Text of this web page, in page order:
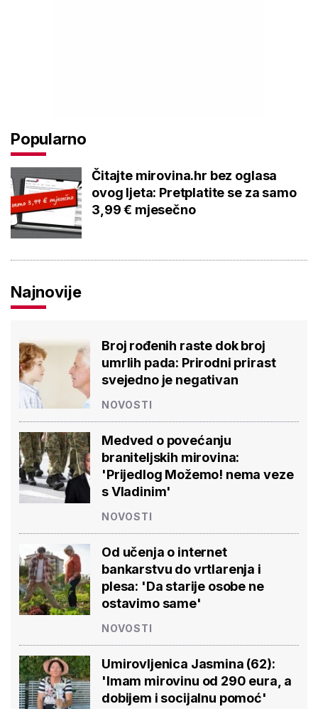
Popularno
Čitajte mirovina.hr bez oglasa
ovog ljeta: Pretplatite se za samo
3,99 € mjesečno
Najnovije
Broj rođenih raste dok broj
umrlih pada: Prirodni prirast
svejedno je negativan
NOVOSTI
Medved o povećanju
braniteljskih mirovina:
'Prijedlog Možemo! nema veze
s Vladinim'
NOVOSTI
Od učenja o internet
bankarstvu do vrtlarenja i
plesa: 'Da starije osobe ne
ostavimo same'
NOVOSTI
Umirovljenica Jasmina (62):
'Imam mirovinu od 290 eura, a
dobijem i socijalnu pomoć'